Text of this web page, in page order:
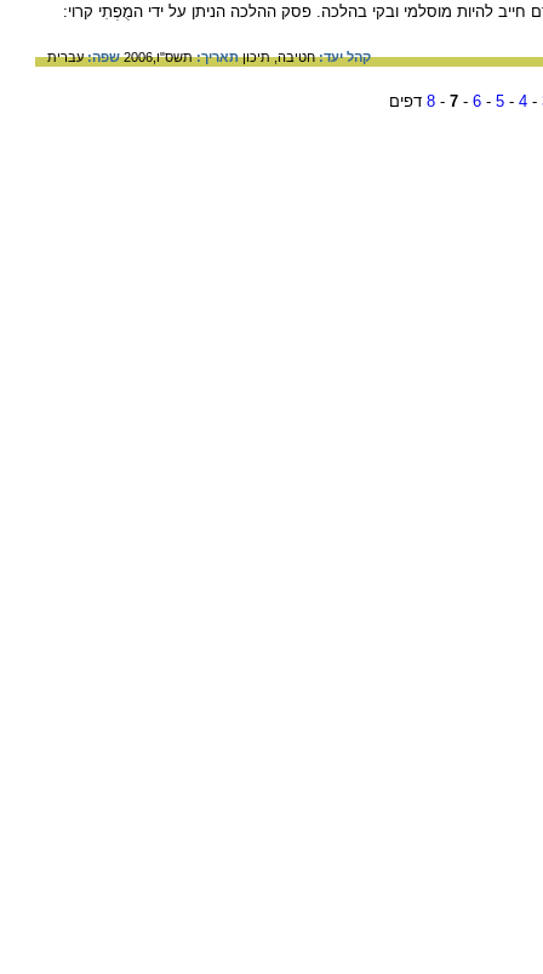
להיות מוסלמי ובקי בהלכה. פסק ההלכה הניתן על ידי המֻפְתִי קרוי:
קהל יעד:חטיבה,תיכוןתאריך:תשס"ו,2006 שפה:עברית
-
4
-
5
-
6
-
7
-
8 דפים